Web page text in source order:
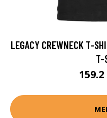
LEGACY CREWNECK T-
T-
159.2